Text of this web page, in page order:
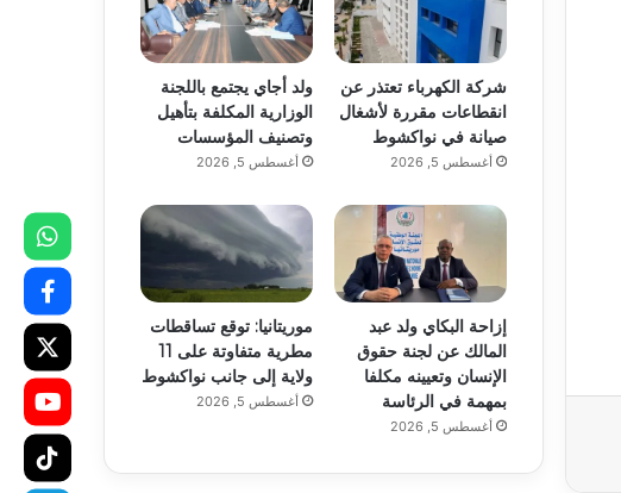
شركة الكهرباء تعتذر عن
انقطاعات مقررة لأشغال
صيانة في نواكشوط
أغسطس 5, 2026
ولد أجاي يجتمع باللجنة
الوزارية المكلفة بتأهيل
وتصنيف المؤسسات
أغسطس 5, 2026
إزاحة البكاي ولد عبد
المالك عن لجنة حقوق
الإنسان وتعيينه مكلفا
بمهمة في الرئاسة
أغسطس 5, 2026
موريتانيا: توقع تساقطات
مطرية متفاوتة على 11
ولاية إلى جانب نواكشوط
أغسطس 5, 2026